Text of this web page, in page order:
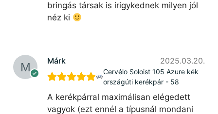
bringás társak is irigykednek milyen jól
néz ki
Márk 2025.03.20.
Cervélo Soloist 105 Azure kék
országúti kerékpár - 58
A kerékpárral maximálisan elégedett
vagyok (ezt ennél a típusnál mondani